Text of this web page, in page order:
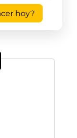
hoy?